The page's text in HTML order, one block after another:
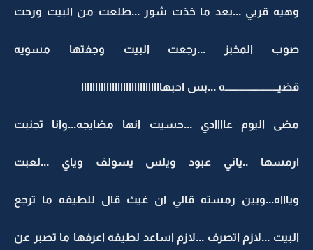
وهيه قربي ...بعد ما خذت شور ...طلعت من البيت ورحت
صوب المخبز ...رجعت البيت وجفتها مسويه
قضيـــــــــــــــــــــــــه ...بس احبهااااااااااااااااااااااااااااا
مضى اليوم عاااادي ...حسيت انها مضايجه...وانا تجنبت
ارمسها ..ياني عبود ويلس يسولف وياي ...لعبت
وياااه...وبين رمسته قالي ان غيث قال للطيفه ما ترجع
البيت ...لازم اتصرف ...لازم اساعد لطيفه اعرفها ما تصبر عن